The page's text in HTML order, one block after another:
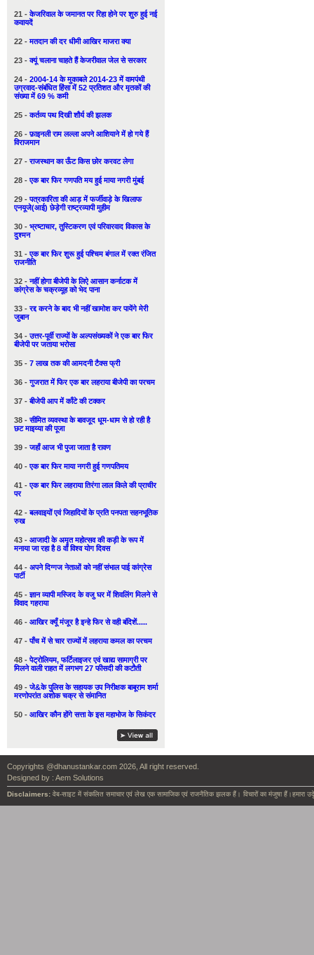
21 -केजरिवाल के जमानत पर रिहा होने पर शुरु हुई नई
कवायदें
22 -मतदान की दर धीमी आखिर माजरा क्या
23 -क्यूं चलाना चाहते हैं केजरीवाल जेल से सरकार
24 - 2004-14 के मुकाबले 2014-23 में वामपंथी
उग्रवाद-संबंधित हिंसा में 52 प्रतिशत और मृतकों की
संख्या में 69 % कमी
25 -कर्तव्य पथ दिखी शौर्य की झलक
26 -फ़ाइनली राम लल्ला अपने आशियाने में हो गये हैं
विराजमान
27 -राजस्थान का ऊँट किस छोर करवट लेगा
28 -एक बार फिर गणपति मय हुई माया नगरी मुंबई
29 -पत्रकारिता की आड़ में फर्जीवाड़े के खिलाफ
एनयूजे(आई) छेड़ेगी राष्ट्रव्यापी मुहीम
30 - भ्रष्टाचार, तुस्टिकरण एवं परिवारवाद विकास के
दुश्मन
31 -एक बार फिर शुरू हुई पश्चिम बंगाल में रक्त रंजित
राजनीति
32 -नहीं होगा बीजेपी के लिऐ आसान कर्नाटक में
कांग्रेस के चक्रव्यूह को भेद पाना
33 -रद्द करने के बाद भी नहीं खामोश कर पायेंगे मेरी
जुबान
34 -उत्तर-पूर्वी राज्यों के अल्पसंख्यकों ने एक बार फिर
बीजेपी पर जताया भरोसा
35 - 7 लाख तक की आमदनी टैक्स फ्री
36 -गुजरात में फिर एक बार लहराया बीजेपी का परचम
37 -बीजेपी आप में काँटे की टक्कर
38 -सीमित व्यवस्था के बावजूद धूम-धाम से हो रही है
छट माइय्या की पूजा
39 -जहाँ आज भी पुजा जाता है रावण
40 -एक बार फिर माया नगरी हुई गणपतिमय
41 -एक बार फिर लहराया तिरंगा लाल किले की प्राचीर
पर
42 -बलवाइयों एवं जिहादियों के प्रति पनपता सहनभूतिक
रुख
43 - आजादी के अमृत महोत्सव की कड़ी के रूप में
मनाया जा रहा है 8 वाँ विश्व योग दिवस
44 - अपने दिग्गज नेताओं को नहीं संभाल पाई कांग्रेस
पार्टी
45 -ज्ञान व्यापी मस्जिद के वजु घर में शिवलिंग मिलने से
विवाद गहराया
46 - आखिर क्यूँ मंजूर है इन्हे फिर से वही बंदिशें.....
47 -पाँच में से चार राज्यों में लहराया कमल का परचम
48 -पेट्रोलियम, फर्टिलाइजर एवं खाद्य सामाग्री पर
मिलने वाली राहत में लगभग 27 फीसदी की कटौती
49 -जे&के पुलिस के सहायक उप निरीक्षक बाबूराम शर्मा
मरणोपरांत अशोक चक्र से संमानित
50 - आखिर कौन होंगे सत्ता के इस महाभोज के सिकंदर
Copyrights @dhanustankar.com 2026, All right reserved.
Designed by : Aem Solutions
Disclaimers: वेब-साइट में संकलित समाचार एवं लेख एक सामाजिक एवं राजनैतिक झलक हैं। विचारों का मंजुषा हैं।हमारा